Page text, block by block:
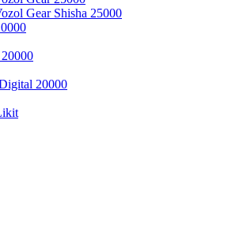
Gear Shisha 25000
20000